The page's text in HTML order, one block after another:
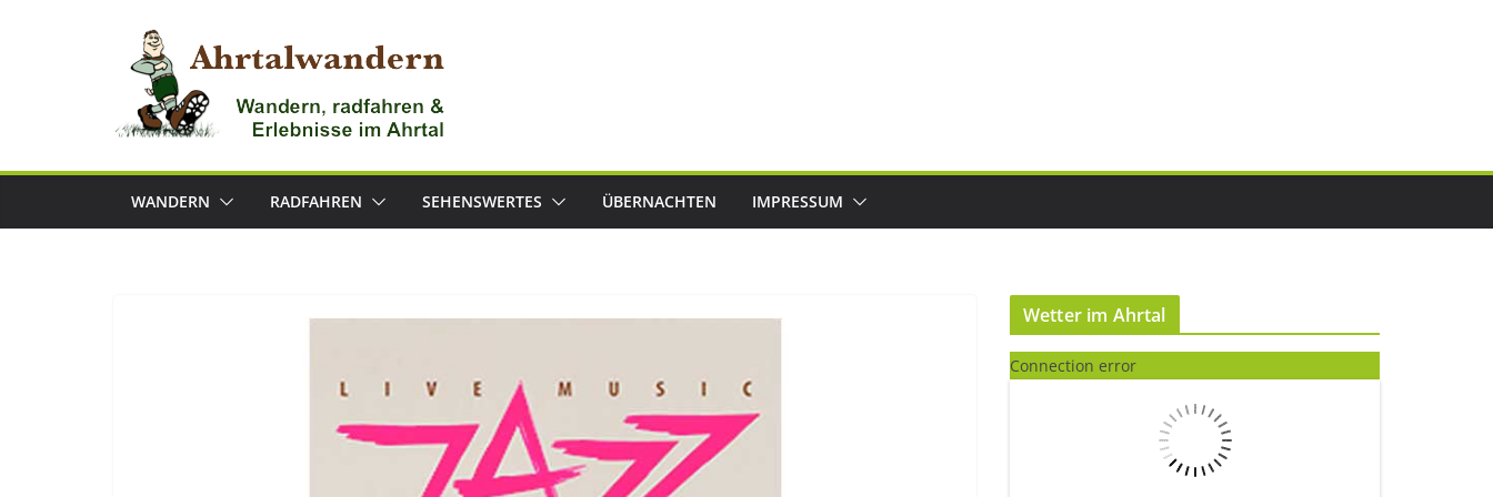
WANDERN RADFAHREN SEHENSWERTES ÜBERNACHTEN IMPRESSUM
Wetter im Ahrtal
Connection error